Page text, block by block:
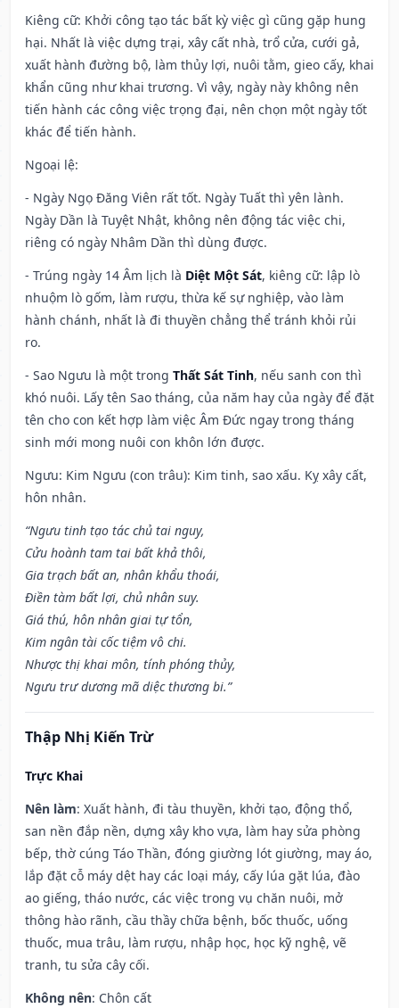
Kiêng cữ: Khởi công tạo tác bất kỳ việc gì cũng gặp hung
hại. Nhất là việc dựng trại, xây cất nhà, trổ cửa, cưới gả,
xuất hành đường bộ, làm thủy lợi, nuôi tằm, gieo cấy, khai
khẩn cũng như khai trương. Vì vậy, ngày này không nên
tiến hành các công việc trọng đại, nên chọn một ngày tốt
khác để tiến hành.
Ngoại lệ:
- Ngày Ngọ Đăng Viên rất tốt. Ngày Tuất thì yên lành.
Ngày Dần là Tuyệt Nhật, không nên động tác việc chi,
riêng có ngày Nhâm Dần thì dùng được.
- Trúng ngày 14 Âm lịch là Diệt Một Sát, kiêng cữ: lập lò
nhuộm lò gốm, làm rượu, thừa kế sự nghiệp, vào làm
hành chánh, nhất là đi thuyền chẳng thể tránh khỏi rủi
ro.
- Sao Ngưu là một trong Thất Sát Tinh, nếu sanh con thì
khó nuôi. Lấy tên Sao tháng, của năm hay của ngày để đặt
tên cho con kết hợp làm việc Âm Đức ngay trong tháng
sinh mới mong nuôi con khôn lớn được.
Ngưu: Kim Ngưu (con trâu): Kim tinh, sao xấu. Kỵ xây cất,
hôn nhân.
“Ngưu tinh tạo tác chủ tai nguy,
Cửu hoành tam tai bất khả thôi,
Gia trạch bất an, nhân khẩu thoái,
Điền tàm bất lợi, chủ nhân suy.
Giá thú, hôn nhân giai tự tổn,
Kim ngân tài cốc tiệm vô chi.
Nhược thị khai môn, tính phóng thủy,
Ngưu trư dương mã diệc thương bi.”
Thập Nhị Kiến Trừ
Trực Khai
Nên làm: Xuất hành, đi tàu thuyền, khởi tạo, động thổ,
san nền đắp nền, dựng xây kho vựa, làm hay sửa phòng
bếp, thờ cúng Táo Thần, đóng giường lót giường, may áo,
lắp đặt cỗ máy dệt hay các loại máy, cấy lúa gặt lúa, đào
ao giếng, tháo nước, các việc trong vụ chăn nuôi, mở
thông hào rãnh, cầu thầy chữa bệnh, bốc thuốc, uống
thuốc, mua trâu, làm rượu, nhập học, học kỹ nghệ, vẽ
tranh, tu sửa cây cối.
Không nên: Chôn cất